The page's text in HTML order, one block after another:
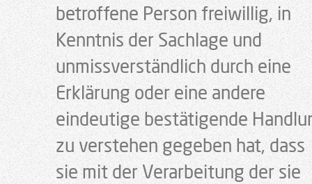
betroffene Person freiwillig, in
Kenntnis der Sachlage und
unmissverständlich durch eine
Erklärung oder eine andere
eindeutige bestätigende
zu verstehen gegeben hat, dass
sie mit der Verarbeitung der sie